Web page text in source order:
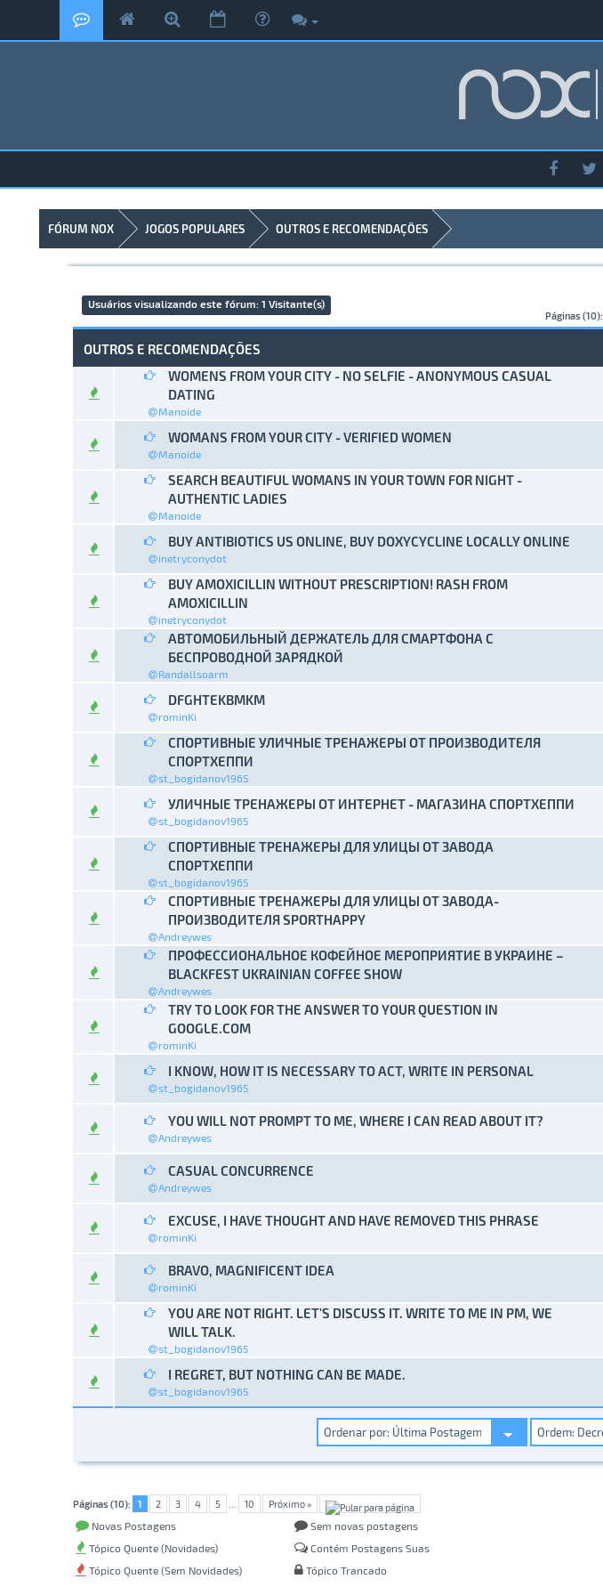
FÓRUM NOX JOGOS POPULARES OUTROS E RECOMENDAÇÕES
Usuários visualizando este fórum: 1 Visitante(s)
Páginas (10):
OUTROS E RECOMENDAÇÕES
WOMENS FROM YOUR CITY - NO SELFIE - ANONYMOUS CASUAL
DATING
Manoide
WOMANS FROM YOUR CITY - VERIFIED WOMEN
Manoide
0 Voto(s) - 0 de 5 em média
1234
SEARCH BEAUTIFUL WOMANS IN YOUR TOWN FOR NIGHT -
AUTHENTIC LADIES
Manoide
BUY ANTIBIOTICS US ONLINE, BUY DOXYCYCLINE LOCALLY ONLINE
inetryconydot
0 Voto(s) - 0 de 5 em média
12345
BUY AMOXICILLIN WITHOUT PRESCRIPTION! RASH FROM
AMOXICILLIN
inetryconydot
АВТОМОБИЛЬНЫЙ ДЕРЖАТЕЛЬ ДЛЯ СМАРТФОНА С
БЕСПРОВОДНОЙ ЗАРЯДКОЙ
Randallsoarm
DFGHTEKBMKM
rominKi
СПОРТИВНЫЕ УЛИЧНЫЕ ТРЕНАЖЕРЫ ОТ ПРОИЗВОДИТЕЛЯ
СПОРТХЕППИ
st_bogidanov1965
УЛИЧНЫЕ ТРЕНАЖЕРЫ ОТ ИНТЕРНЕТ - МАГАЗИНА СПОРТХЕППИ
st_bogidanov1965
0 Voto(s) - 0 de 5 em média
12 345
СПОРТИВНЫЕ ТРЕНАЖЕРЫ ДЛЯ УЛИЦЫ ОТ ЗАВОДА
СПОРТХЕППИ
st_bogidanov1965
СПОРТИВНЫЕ ТРЕНАЖЕРЫ ДЛЯ УЛИЦЫ ОТ ЗАВОДА-
ПРОИЗВОДИТЕЛЯ SPORTHAPPY
Andreywes
0 Voto(s) - 0 de 5 em média
ПРОФЕССИОНАЛЬНОЕ КОФЕЙНОЕ МЕРОПРИЯТИЕ В УКРАИНЕ –
BLACKFEST UKRAINIAN COFFEE SHOW
Andreywes
0 Voto(s) - 0 de 5 em média
TRY TO LOOK FOR THE ANSWER TO YOUR QUESTION IN
GOOGLE.COM
rominKi
I KNOW, HOW IT IS NECESSARY TO ACT, WRITE IN PERSONAL
st_bogidanov1965
0 Voto(s) - 0 de 5 em média
1 23 45
YOU WILL NOT PROMPT TO ME, WHERE I CAN READ ABOUT IT?
Andreywes
0 Voto(s) - 0 de 5 em média
1 2 345
CASUAL CONCURRENCE
Andreywes
EXCUSE, I HAVE THOUGHT AND HAVE REMOVED THIS PHRASE
rominKi
0 Voto(s) - 0 de 5 em média
1234 5
BRAVO, MAGNIFICENT IDEA
rominKi
YOU ARE NOT RIGHT. LET'S DISCUSS IT. WRITE TO ME IN PM, WE
WILL TALK.
st_bogidanov1965
I REGRET, BUT NOTHING CAN BE MADE.
st_bogidanov1965
0 Voto(s) - 0 de 5 em média
Páginas (10): 1 2 3 4 5 10 Próximo »
Novas Postagens
Tópico Quente (Novidades)
Tópico Quente (Sem Novidades)
Sem novas postagens
Contém Postagens Suas
Tópico Trancado